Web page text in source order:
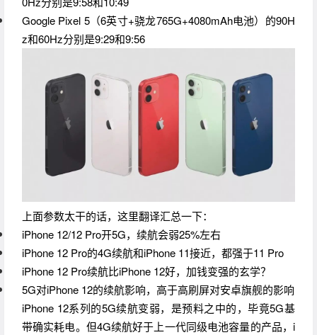
Google Pixel 5（6英寸+骁龙765G+4080mAh电池）的90H
z和60Hz分别是9:29和9:56
上面参数太干的话，这里翻译汇总一下：
iPhone 12/12 Pro开5G，续航会弱25%左右
iPhone 12 Pro的4G续航和iPhone 11接近，都强于11 Pro
iPhone 12 Pro续航比iPhone 12好，加钱变强的玄学？
5G对iPhone 12的续航影响，高于高刷屏对安卓旗舰的影响
iPhone 12系列的5G续航变弱，是预料之中的，毕竟5G基
带确实耗电。但4G续航好于上一代同级电池容量的产品，i